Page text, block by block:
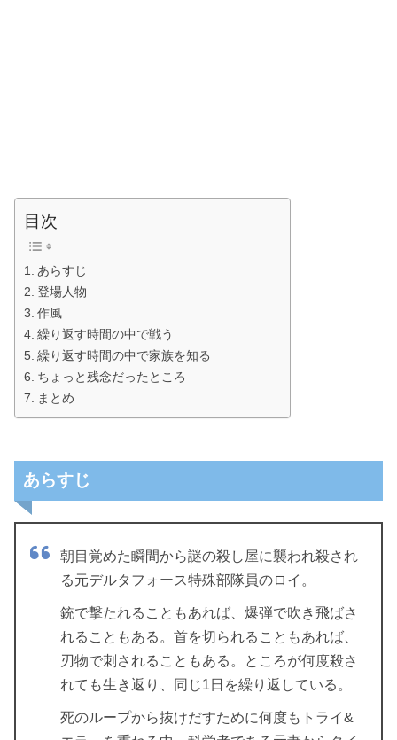
目次
あらすじ
登場人物
作風
繰り返す時間の中で戦う
繰り返す時間の中で家族を知る
ちょっと残念だったところ
まとめ
あらすじ
朝目覚めた瞬間から謎の殺し屋に襲われ殺され
る元デルタフォース特殊部隊員のロイ。
銃で撃たれることもあれば、爆弾で吹き飛ばさ
れることもある。首を切られることもあれば、
刃物で刺されることもある。ところが何度殺さ
れても生き返り、同じ1日を繰り返している。
死のループから抜けだすために何度もトライ&